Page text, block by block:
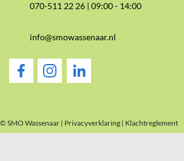
070-511 22 26 |09:00 - 14:00
info@smowassenaar.nl
© SMO Wassenaar | Privacyverklaring | Klachtreglement